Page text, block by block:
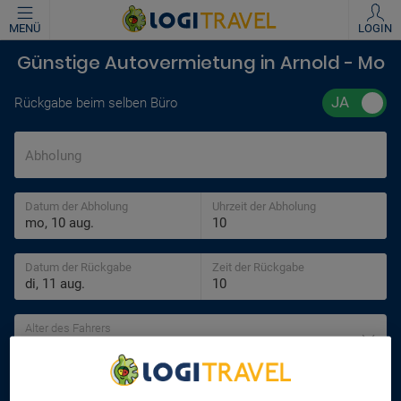
MENÜ LOGIN
Günstige Autovermietung in Arnold - Mo
Rückgabe beim selben Büro
Abholung
Datum der Abholung Uhrzeit der Abholung
Datum der Rückgabe Zeit der Rückgabe
Alter des Fahrers